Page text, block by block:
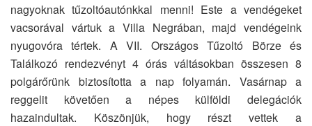
nagyoknak tűzoltóautónkkal menni! Este a vendégeket
vacsorával vártuk a Villa Negrában, majd vendégeink
nyugovóra tértek. A VII. Országos Tűzoltó Börze és
Találkozó rendezvényt 4 órás váltásokban összesen 8
polgárőrünk biztosította a nap folyamán. Vasárnap a
reggelit követően a népes külföldi delegációk
hazaindultak. Köszönjük, hogy részt vettek a